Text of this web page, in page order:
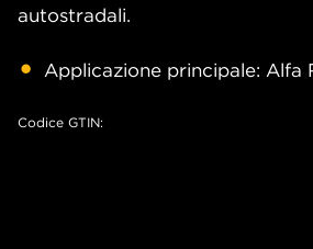
autostradali.
Applicazione principale: Alfa
Codice GTIN: